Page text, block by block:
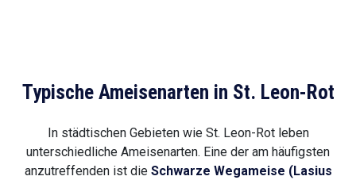
Typische Ameisenarten in St. Leon-Rot
In städtischen Gebieten wie St. Leon-Rot leben
unterschiedliche Ameisenarten. Eine der am häufigsten
anzutreffenden ist die Schwarze Wegameise (Lasius